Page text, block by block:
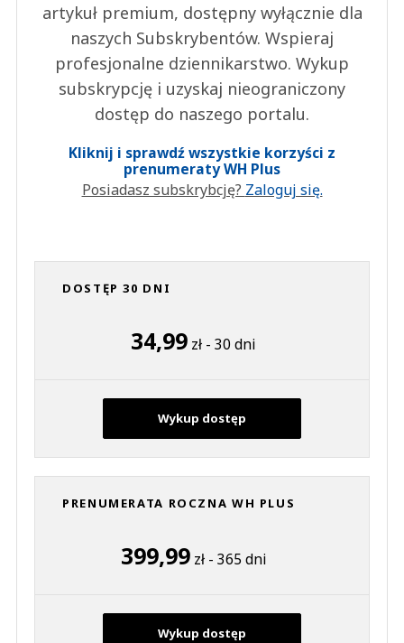
artykuł premium, dostępny wyłącznie dla
naszych Subskrybentów. Wspieraj
profesjonalne dziennikarstwo. Wykup
subskrypcję i uzyskaj nieograniczony
dostęp do naszego portalu.
Kliknij i sprawdź wszystkie korzyści z
prenumeraty WH Plus
Posiadasz subskrybcję? Zaloguj się.
DOSTĘP 30 DNI
34,99 zł - 30 dni
Wykup dostęp
PRENUMERATA ROCZNA WH PLUS
399,99zł - 365 dni
Wykup dostęp